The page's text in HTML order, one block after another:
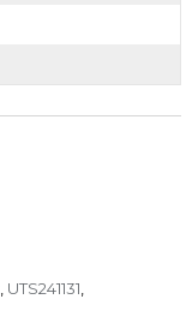
, UTS241131,